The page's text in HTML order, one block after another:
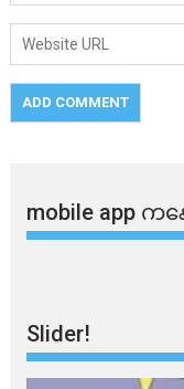
mobile app ​​က
Slider!